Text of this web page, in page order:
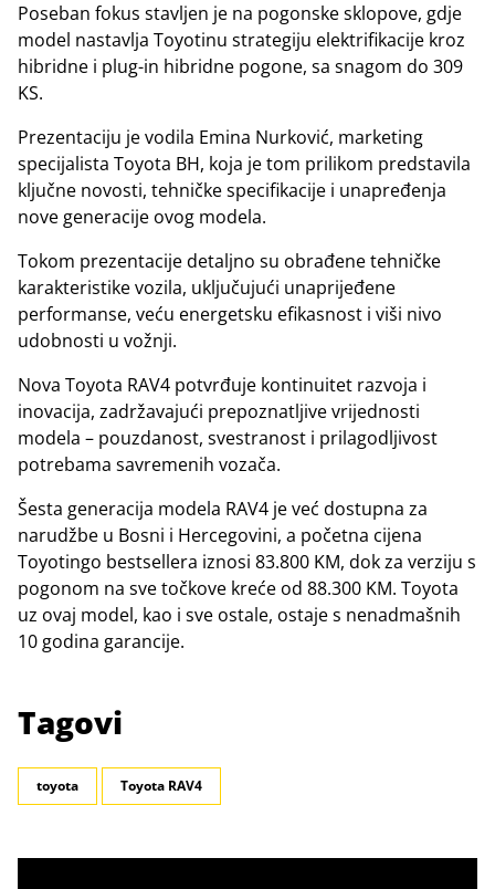
Poseban fokus stavljen je na pogonske sklopove, gdje
model nastavlja Toyotinu strategiju elektrifikacije kroz
hibridne i plug-in hibridne pogone, sa snagom do 309
KS.
Prezentaciju je vodila Emina Nurković, marketing
specijalista Toyota BH, koja je tom prilikom predstavila
ključne novosti, tehničke specifikacije i unapređenja
nove generacije ovog modela.
Tokom prezentacije detaljno su obrađene tehničke
karakteristike vozila, uključujući unaprijeđene
performanse, veću energetsku efikasnost i viši nivo
udobnosti u vožnji.
Nova Toyota RAV4 potvrđuje kontinuitet razvoja i
inovacija, zadržavajući prepoznatljive vrijednosti
modela – pouzdanost, svestranost i prilagodljivost
potrebama savremenih vozača.
Šesta generacija modela RAV4 je već dostupna za
narudžbe u Bosni i Hercegovini, a početna cijena
Toyotingo bestsellera iznosi 83.800 KM, dok za verziju s
pogonom na sve točkove kreće od 88.300 KM. Toyota
uz ovaj model, kao i sve ostale, ostaje s nenadmašnih
10 godina garancije.
Tagovi
toyota Toyota RAV4